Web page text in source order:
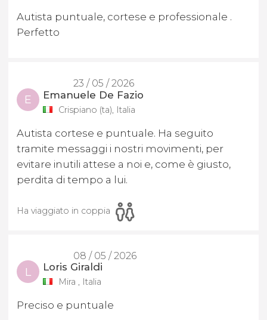
Autista puntuale, cortese e professionale .
Perfetto
23 / 05 / 2026
E Emanuele De Fazio
Crispiano (ta), Italia
Autista cortese e puntuale. Ha seguito
tramite messaggi i nostri movimenti, per
evitare inutili attese a noi e, come è giusto,
perdita di tempo a lui.
Ha viaggiato in coppia
08 / 05 / 2026
L Loris Giraldi
Mira , Italia
Preciso e puntuale